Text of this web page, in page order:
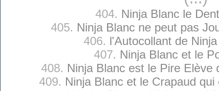
404. Ninja Blanc le
405. Ninja Blanc ne peut pas
406. l'Autocollant de
407. Ninja Blanc et le
408. Ninja Blanc est le Pire Elève
409. Ninja Blanc et le Crapaud